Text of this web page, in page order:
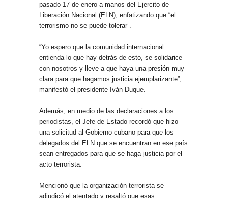
pasado 17 de enero a manos del Ejercito de
Liberación Nacional (ELN), enfatizando que “el
terrorismo no se puede tolerar”.
“Yo espero que la comunidad internacional
entienda lo que hay detrás de esto, se solidarice
con nosotros y lleve a que haya una presión muy
clara para que hagamos justicia ejemplarizante”,
manifestó el presidente Iván Duque.
Además, en medio de las declaraciones a los
periodistas, el Jefe de Estado recordó que hizo
una solicitud al Gobierno cubano para que los
delegados del ELN que se encuentran en ese país
sean entregados para que se haga justicia por el
acto terrorista.
Mencionó que la organización terrorista se
adjudicó el atentado y resaltó que esas